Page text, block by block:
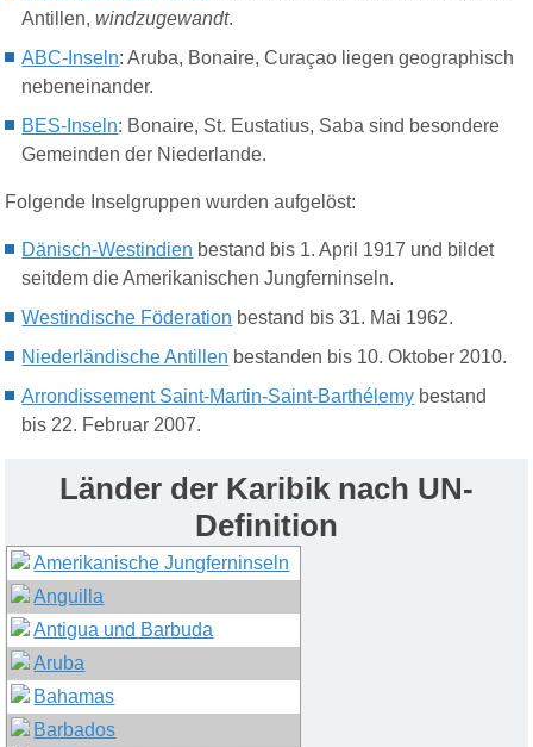
Antillen,windzugewandt.
ABC-Inseln: Aruba, Bonaire, Curaçao liegen geographisch
nebeneinander.
BES-Inseln: Bonaire, St. Eustatius, Saba sind besondere
Gemeinden der Niederlande.
Folgende Inselgruppen wurden aufgelöst:
Dänisch-Westindien bestand bis 1. April 1917 und bildet
seitdem die Amerikanischen Jungferninseln.
Westindische Föderation bestand bis 31. Mai 1962.
Niederländische Antillen bestanden bis 10. Oktober 2010.
Arrondissement Saint-Martin-Saint-Barthélemy bestand
bis 22. Februar 2007.
Länder der Karibik nach UN-
Definition
Amerikanische Jungferninseln
Anguilla
Antigua und Barbuda
Aruba
Bahamas
Barbados